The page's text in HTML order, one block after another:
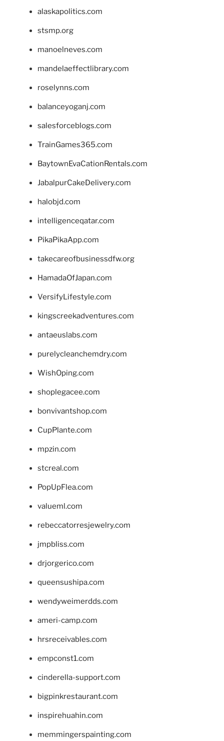
alaskapolitics.com
stsmp.org
manoelneves.com
mandelaeffectlibrary.com
roselynns.com
balanceyoganj.com
salesforceblogs.com
TrainGames365.com
BaytownEvaCationRentals.com
JabalpurCakeDelivery.com
halobjd.com
intelligenceqatar.com
PikaPikaApp.com
takecareofbusinessdfw.org
HamadaOfJapan.com
VersifyLifestyle.com
kingscreekadventures.com
antaeuslabs.com
purelycleanchemdry.com
WishOping.com
shoplegacee.com
bonvivantshop.com
CupPlante.com
mpzin.com
stcreal.com
PopUpFlea.com
valueml.com
rebeccatorresjewelry.com
jmpbliss.com
drjorgerico.com
queensushipa.com
wendyweimerdds.com
ameri-camp.com
hrsreceivables.com
empconst1.com
cinderella-support.com
bigpinkrestaurant.com
inspirehuahin.com
memmingerspainting.com